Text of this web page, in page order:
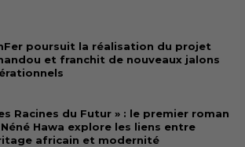
poursuit la réalisation du projet
et franchit de nouveaux jalons
Racines du Futur » : le premier roman
Hawa explore les liens entre
africain et modernité